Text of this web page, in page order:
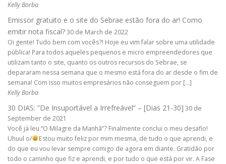
Kelly Borba
Emissor gratuito e o site do Sebrae estão fora do ar! Como
emitir nota fiscal?30 de March de 2022
Oi gente! Tudo bem com vocês?! Hoje eu vim falar sobre uma utilidade
pública! Para todos aqueles pequenos e micro empreendedores que
utilizam tanto o site, quanto os outros recursos do Sebrae, se
depararam nessa semana que o mesmo está fora do ar desde o fim de
semana! Com isso muitos empresários não conseguem por […]
Kelly Borba
30 DIAS: ”De Insuportável a Irrefreável” – [Dias 21-30] 30 de
September de 2021
Você já leu “O Milagre da Manhã”? Finalmente conclui o meu desafio!
Uhuul o/
Estou muito feliz por mim mesma, de tudo o que aprendi, e
do que eu vou levar sempre comigo de agora em diante. Gratidão por
todo o caminho que fiz e aprendi, e por tudo o que está por vir. A Fase